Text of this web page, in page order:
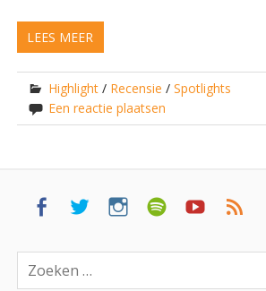
LEES MEER
Highlight / Recensie /Spotlights
Een reactie plaatsen